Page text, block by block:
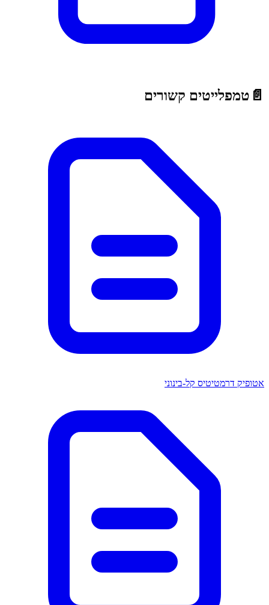
📄 טמפלייטים קשורים
אטופיק דרמטיטיס קל-בינוני